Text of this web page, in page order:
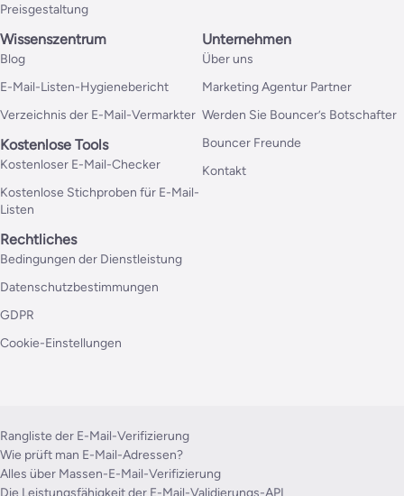
Preisgestaltung
Wissenszentrum
Blog
E-Mail-Listen-Hygienebericht
Verzeichnis der E-Mail-Vermarkter
Kostenlose Tools
Kostenloser E-Mail-Checker
Kostenlose Stichproben für E-Mail-
Listen
Unternehmen
Über uns
Marketing Agentur Partner
Werden Sie Bouncer’s Botschafter
Bouncer Freunde
Kontakt
Rechtliches
Bedingungen der Dienstleistung
Datenschutzbestimmungen
GDPR
Cookie-Einstellungen
Rangliste der E-Mail-Verifizierung
Wie prüft man E-Mail-Adressen?
Alles über Massen-E-Mail-Verifizierung
Die Leistungsfähigkeit der E-Mail-Validierungs-API